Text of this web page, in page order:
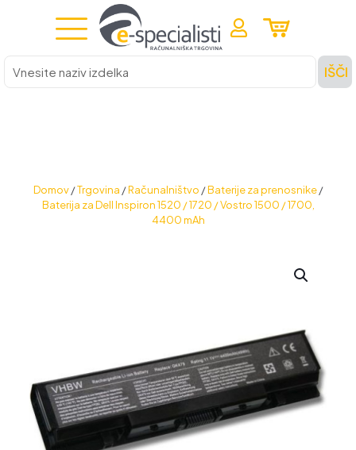
Vnesite
naziv
izdelka
IŠČI
Domov /Trgovina /Računalništvo /Baterije za prenosnike /
Baterija za Dell Inspiron 1520 / 1720 / Vostro 1500 / 1700,
4400 mAh